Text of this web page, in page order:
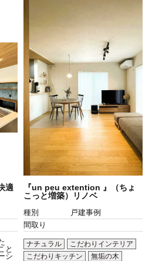
適
と
シ
『un peu extention 』（ちょ
こっと増築）リノベ
種別
戸建事例
間取り
ナチュラル
こだわりインテリア
こだわりキッチン
無垢の木